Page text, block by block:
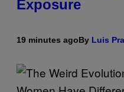
Exposure
19 minutes agoBy Luis